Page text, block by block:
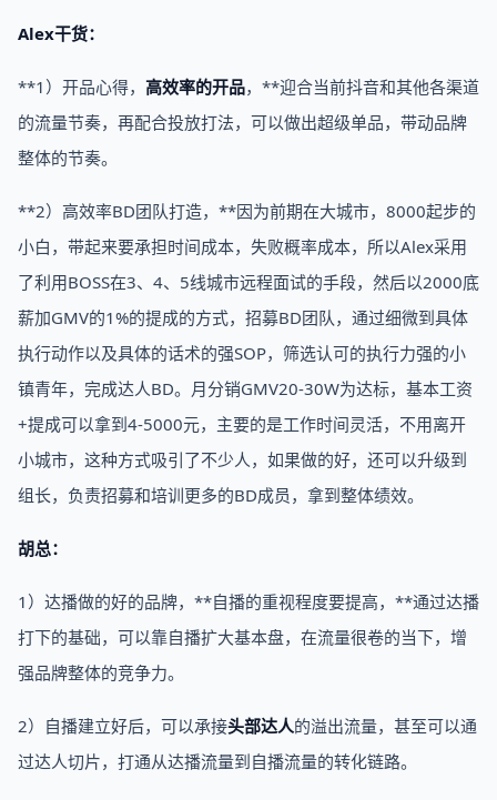
Alex干货：
**1）开品心得， 高效率的开品，**迎合当前抖音和其他各渠道
的流量节奏，再配合投放打法，可以做出超级单品，带动品牌
整体的节奏。
**2）高效率BD团队打造，**因为前期在大城市，8000起步的
小白，带起来要承担时间成本，失败概率成本，所以Alex采用
了利用BOSS在3、4、5线城市远程面试的手段，然后以2000底
薪加GMV的1%的提成的方式，招募BD团队，通过细微到具体
执行动作以及具体的话术的强SOP，筛选认可的执行力强的小
镇青年，完成达人BD。月分销GMV20-30W为达标，基本工资
+提成可以拿到4-5000元，主要的是工作时间灵活，不用离开
小城市，这种方式吸引了不少人，如果做的好，还可以升级到
组长，负责招募和培训更多的BD成员，拿到整体绩效。
胡总：
1）达播做的好的品牌，**自播的重视程度要提高，**通过达播
打下的基础，可以靠自播扩大基本盘，在流量很卷的当下，增
强品牌整体的竞争力。
2）自播建立好后，可以承接头部达人的溢出流量，甚至可以通
过达人切片，打通从达播流量到自播流量的转化链路。